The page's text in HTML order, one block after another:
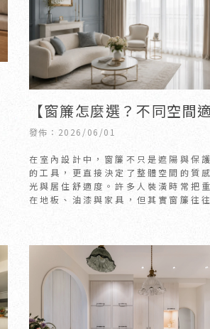
【窗簾怎麼選？不同空間
的窗簾款式與色彩搭配一次
懂】
發佈：2026/06/01
在室內設計中，窗簾不只是遮陽與保
的工具，更直接決定了整體空間的質
光與居住舒適度。許多人裝潢時常把
在地板、油漆與家具，但其實窗簾往